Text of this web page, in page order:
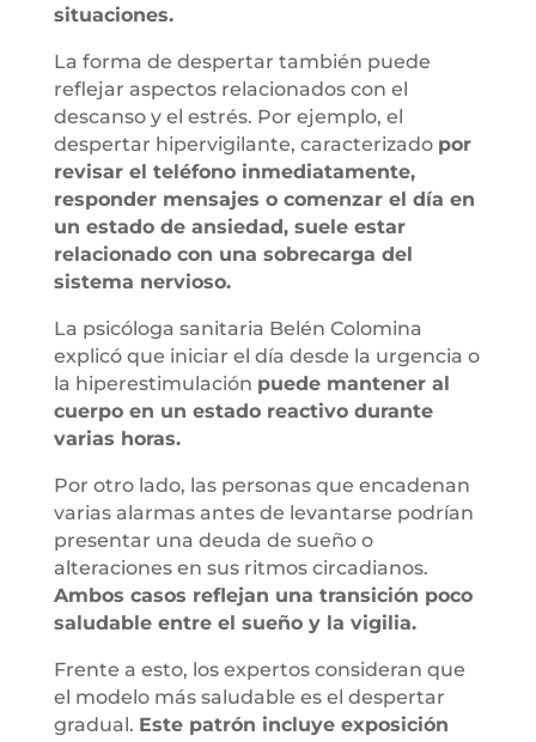
situaciones.
La forma de despertar también puede
reflejar aspectos relacionados con el
descanso y el estrés. Por ejemplo, el
despertar hipervigilante, caracterizado por
revisar el teléfono inmediatamente,
responder mensajes o comenzar el día en
un estado de ansiedad, suele estar
relacionado con una sobrecarga del
sistema nervioso.
La psicóloga sanitaria Belén Colomina
explicó que iniciar el día desde la urgencia o
la hiperestimulación puede mantener al
cuerpo en un estado reactivo durante
varias horas.
Por otro lado, las personas que encadenan
varias alarmas antes de levantarse podrían
presentar una deuda de sueño o
alteraciones en sus ritmos circadianos.
Ambos casos reflejan una transición poco
saludable entre el sueño y la vigilia.
Frente a esto, los expertos consideran que
el modelo más saludable es el despertar
gradual. Este patrón incluye exposición